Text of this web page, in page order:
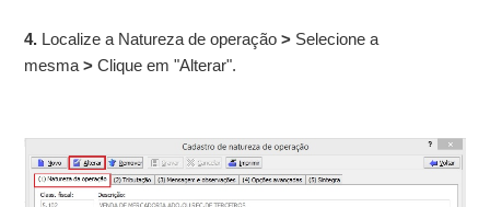
4. Localize a Natureza de operação> Selecione a
mesma>Clique em "Alterar".